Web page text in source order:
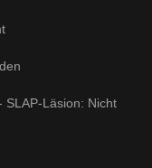
SLAP-Läsion: Nicht